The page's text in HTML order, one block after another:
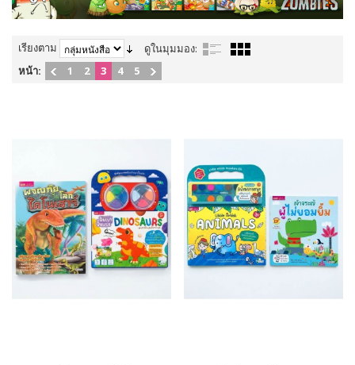
เรียงตาม
ดูในมุมมอง:
หน้า:
1 2 3 4 5